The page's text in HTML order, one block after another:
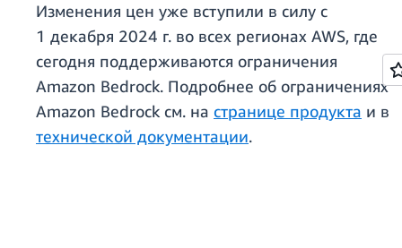
Изменения цен уже вступили в силу с
1 декабря 2024 г. во всех регионах AWS, где
сегодня поддерживаются ограничения
Amazon Bedrock. Подробнее об ограничениях
Amazon Bedrock см. на странице продукта и в
технической документации.